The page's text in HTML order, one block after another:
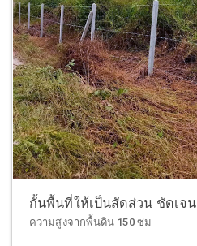
กั้นพื้นที่ให้เป็นสัดส่วน ชัดเจน
ความสูงจากพื้นดิน 150 ซม